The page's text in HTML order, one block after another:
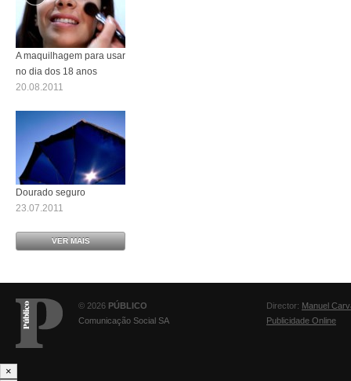
A maquilhagem para usar
no dia dos 18 anos
20.08.2011
Dourado seguro
23.07.2011
VER MAIS
© 2026 PÚBLICO
Comunicação Social SA
Director: Manuel
Publicidade Online
×